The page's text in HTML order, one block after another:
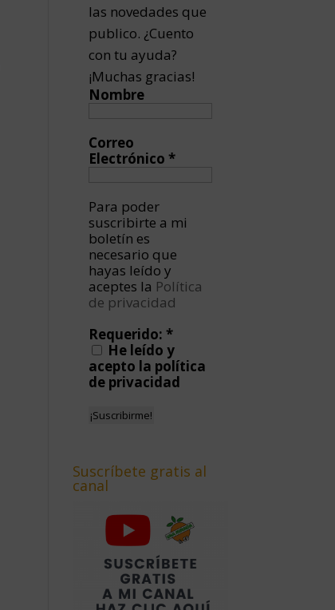
las novedades que
publico. ¿Cuento
con tu ayuda?
¡Muchas gracias!
Nombre
Correo
Electrónico*
Para poder
suscribirte a mi
boletín es
necesario que
hayas leído y
aceptes la Política
de privacidad
Requerido:*
He leído y
acepto la política
de privacidad
Suscríbete gratis al
canal